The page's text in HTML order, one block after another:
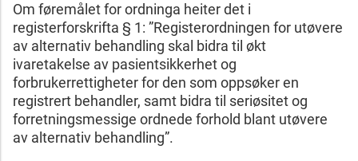
Om føremålet for ordninga heiter det i
registerforskrifta § 1: ”Registerordningen for utøvere
av alternativ behandling skal bidra til økt
ivaretakelse av pasientsikkerhet og
forbrukerrettigheter for den som oppsøker en
registrert behandler, samt bidra til seriøsitet og
forretningsmessige ordnede forhold blant utøvere
av alternativ behandling”.